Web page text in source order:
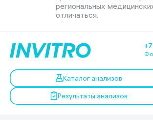
региональных
отличаться.
Каталог анализов
Результаты анализов